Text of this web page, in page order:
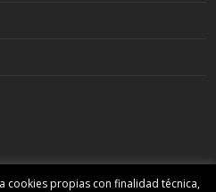
cookies propias con finalidad técnica,